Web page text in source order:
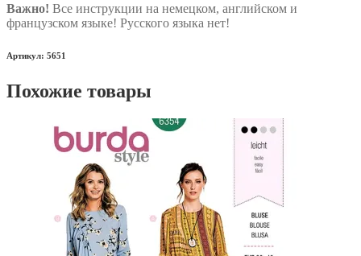
Важно! Все инструкции на немецком, английском и
французском языке! Русского языка нет!
Артикул: 5651
Похожие товары